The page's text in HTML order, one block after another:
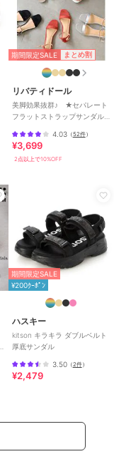
期間限定SALE まとめ割
リバティドール
美脚効果抜群♪ ★セパレート
フラットストラップサンダル
4.03（52件）
¥3,699
2点以上で10%OFF
期間限定SALE
¥200ｸｰﾎﾟﾝ
ハスキー
kitson キラキラ ダブルベルト
厚底サンダル
3.50（2件）
¥2,479